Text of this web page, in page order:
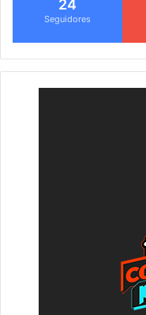
24
Seguidores